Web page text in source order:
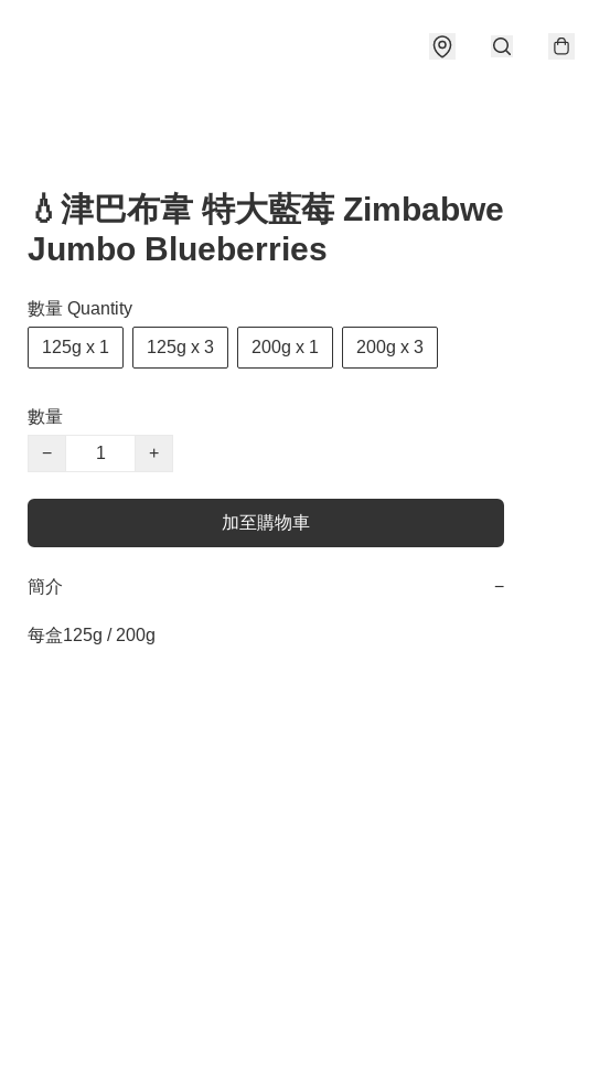
💧津巴布韋 特大藍莓 Zimbabwe
Jumbo Blueberries
數量 Quantity
125g x 1 125g x 3 200g x 1 200g x 3
數量
−
+
加至購物車
簡介 −
每盒125g / 200g